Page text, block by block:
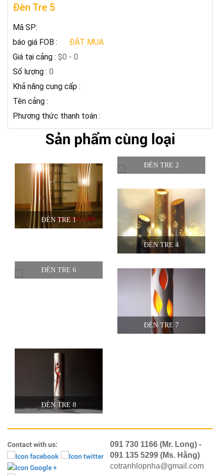
Đèn Tre 5
Mã SP:
báo giá FOB :
ĐẶT MUA
Giá tại cảng : $0 - 0
Số lượng : 0
Khả năng cung cấp :
Tên cảng :
Phương thức thanh toán :
Sản phẩm cùng loại
ĐÈN TRE 1
ĐÈN TRE 2
ĐÈN TRE 4
ĐÈN TRE 6
ĐÈN TRE 7
ĐÈN TRE 8
Contact with us:
091 730 1166 (Mr. Long) -
091 135 5299 (Ms. Hằng)
cotranhlopnha@gmail.com